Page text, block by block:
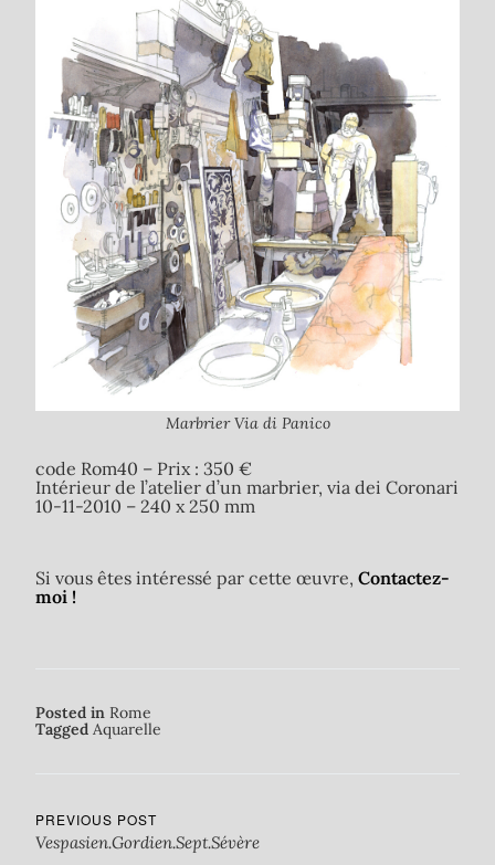
Marbrier Via di Panico
code Rom40 – Prix : 350 €
Intérieur de l’atelier d’un marbrier, via dei Coronari
10-11-2010 – 240 x 250 mm
Si vous êtes intéressé par cette œuvre, Contactez-
moi !
Posted in Rome
Tagged Aquarelle
PREVIOUS POST
Vespasien.Gordien.Sept.Sévère